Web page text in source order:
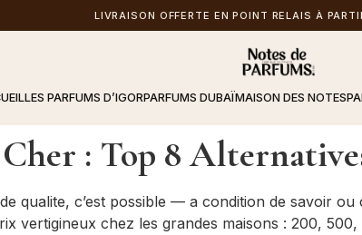
LIVRAISON OFFERTE EN POINT RELAIS À
LES PARFUMS D’IGORPARFUMS DUBAÏMAISON DES NOTES
: Top 8
de qualite, c’est possible — a condition de savoir
vertigineux chez les grandes maisons : 200,